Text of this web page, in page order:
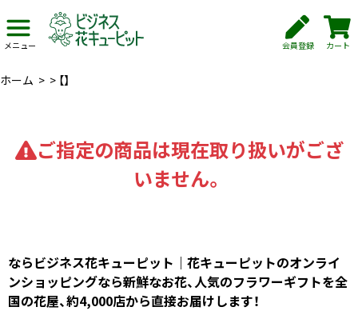
メニュー 会員登録 カート
ホーム > > 【】
ご指定の商品は現在取り扱いがござ
いません。
ならビジネス花キューピット｜花キューピットのオンライ
ンショッピングなら新鮮なお花、人気のフラワーギフトを全
国の花屋、約4,000店から直接お届けします！